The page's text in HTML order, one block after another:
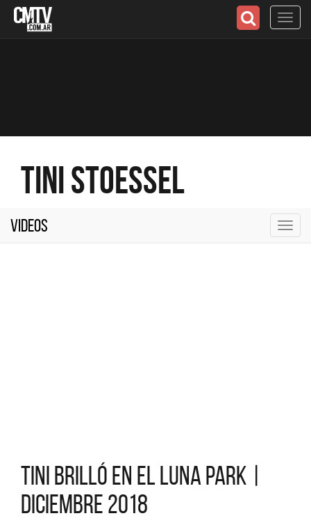
Tini Stoessel
Videos
Tini brilló en el Luna Park |
Diciembre 2018